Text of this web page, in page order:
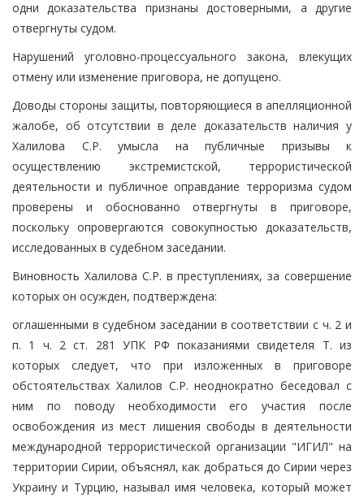
одни доказательства признаны достоверными, а другие
отвергнуты судом.
Нарушений уголовно-процессуального закона, влекущих
отмену или изменение приговора, не допущено.
Доводы стороны защиты, повторяющиеся в апелляционной
жалобе, об отсутствии в деле доказательств наличия у
Халилова С.Р. умысла на публичные призывы к
осуществлению экстремистской, террористической
деятельности и публичное оправдание терроризма судом
проверены и обоснованно отвергнуты в приговоре,
поскольку опровергаются совокупностью доказательств,
исследованных в судебном заседании.
Виновность Халилова С.Р. в преступлениях, за совершение
которых он осужден, подтверждена:
оглашенными в судебном заседании в соответствии с ч. 2 и
п. 1 ч. 2 ст. 281 УПК РФ показаниями свидетеля Т. из
которых следует, что при изложенных в приговоре
обстоятельствах Халилов С.Р. неоднократно беседовал с
ним по поводу необходимости его участия после
освобождения из мест лишения свободы в деятельности
международной террористической организации "ИГИЛ" на
территории Сирии, объяснял, как добраться до Сирии через
Украину и Турцию, называл имя человека, который может